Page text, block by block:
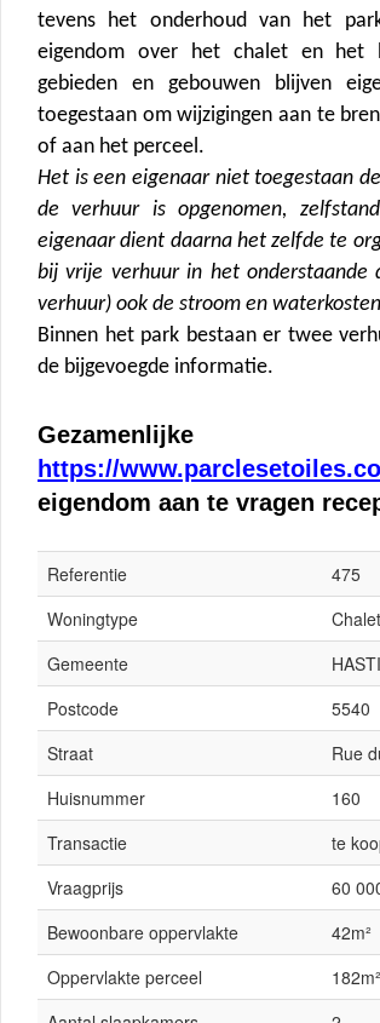
tevens het onderhoud van het
eigendom over het chalet en het
gebieden en gebouwen blijven
toegestaan om wijzigingen aan te
of aan het perceel.
Het is een eigenaar niet toegestaan
de verhuur is opgenomen,
eigenaar dient daarna het zelfde te
bij vrije verhuur in het onderstaande
verhuur) ook de stroom en
Binnen het park bestaan er twee
de bijgevoegde informatie.
https://
eigendom aan te vragen
Referentie
475
Woningtype
Chalet
Gemeente
Postcode
5540
Straat
Rue
Huisnummer
160
Transactie
te
Vraagprijs
60
Bewoonbare oppervlakte
42m²
Oppervlakte perceel
182m²